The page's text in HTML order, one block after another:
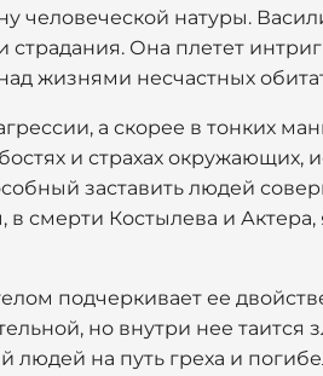
человеческой натуры.
Она плетет
жизнями несчастных
а скорее в тонких
и страхах окружающих,
заставить людей
в смерти Костылева и
подчеркивает ее
но внутри нее таится
на путь греха и